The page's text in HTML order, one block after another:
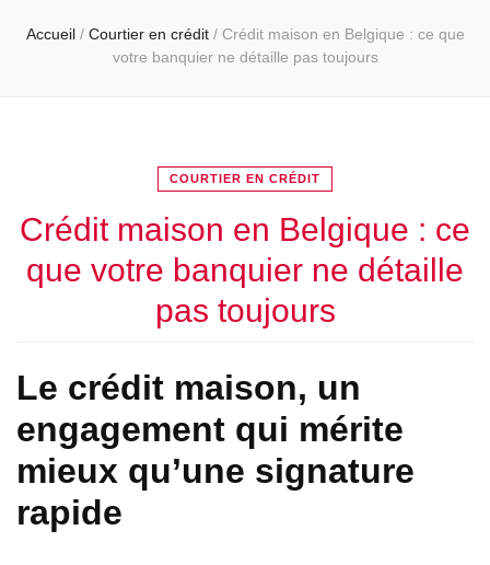
Accueil / Courtier en crédit / Crédit maison en Belgique : ce que
votre banquier ne détaille pas toujours
COURTIER EN CRÉDIT
Crédit maison en Belgique : ce
que votre banquier ne détaille
pas toujours
Le crédit maison, un
engagement qui mérite
mieux qu’une signature
rapide